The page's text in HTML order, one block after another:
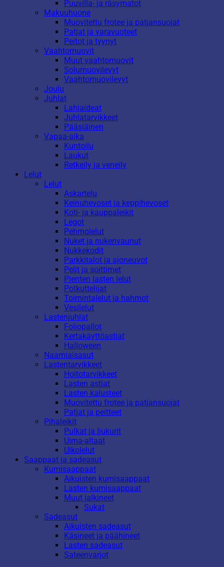
Puuvilla- ja räsymatot
Makuuhuone
Muovitettu frotee ja patjansuojat
Patjat ja varavuoteet
Peitot ja tyynyt
Vaahtomuovit
Muut vaahtomuovit
Solumuovilevyt
Vaahtomuovilevyt
Joulu
Juhlat
Lahjaideat
Juhlatarvikkeet
Pääsiäinen
Vapaa-aika
Kuntoilu
Laukut
Retkeily ja veneily
Lelut
Lelut
Askartelu
Keinuhevoset ja keppihevoset
Koti- ja kauppaleikit
Legot
Pehmolelut
Nuket ja nukenvaunut
Nukkekodit
Parkkitalot ja ajoneuvot
Pelit ja soittimet
Pienten lasten lelut
Potkuttelijat
Toimintalelut ja hahmot
Vesilelut
Lastenjuhlat
Foliopallot
Kertakäyttöastiat
Halloween
Naamiaisasut
Lastentarvikkeet
Hoitotarvikkeet
Lasten astiat
Lasten kalusteet
Muovitettu frotee ja patjansuojat
Patjat ja peitteet
Pihaleikit
Pulkat ja liukurit
Uima-altaat
Ulkolelut
Saappaat ja sadeasut
Kumisaappaat
Aikuisten kumisaappaat
Lasten kumisaappaat
Muut jalkineet
Sukat
Sadeasut
Aikuisten sadeasut
Käsineet ja päähineet
Lasten sadeasut
Sateenvarjot